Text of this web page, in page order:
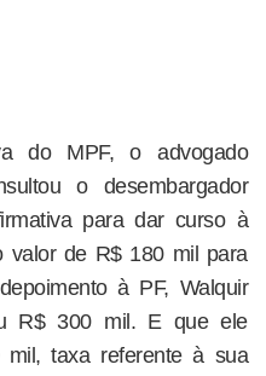
do MPF, o advogado
o desembargador
para dar curso à
valor de R$ 180 mil para
à PF, Walquir
R$ 300 mil. E que ele
mil, taxa referente à sua